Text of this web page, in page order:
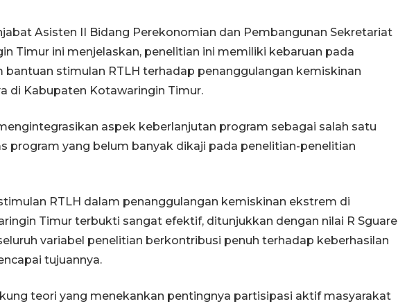
Asisten II Bidang Perekonomian dan Pembangunan Sekretariat
Timur ini menjelaskan, penelitian ini memiliki kebaruan pada
bantuan stimulan RTLH terhadap penanggulangan kemiskinan
di Kabupaten Kotawaringin Timur.
aspek keberlanjutan program sebagai salah satu
program yang belum banyak dikaji pada penelitian-penelitian
RTLH dalam penanggulangan kemiskinan ekstrem di
Timur terbukti sangat efektif, ditunjukkan dengan nilai R Sguare
variabel penelitian berkontribusi penuh terhadap keberhasilan
tujuannya.
teori yang menekankan pentingnya partisipasi aktif masyarakat